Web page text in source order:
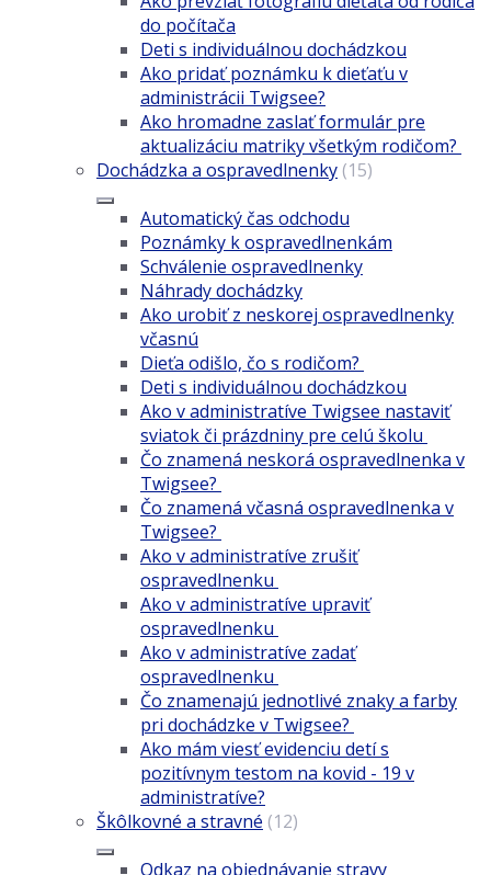
do počítača
Deti s individuálnou dochádzkou
Ako pridať poznámku k dieťaťu v
administrácii Twigsee?
Ako hromadne zaslať formulár pre
aktualizáciu matriky všetkým rodičom?
Dochádzka a ospravedlnenky (15)
Automatický čas odchodu
Poznámky k ospravedlnenkám
Schválenie ospravedlnenky
Náhrady dochádzky
Ako urobiť z neskorej ospravedlnenky
včasnú
Dieťa odišlo, čo s rodičom?
Deti s individuálnou dochádzkou
Ako v administratíve Twigsee nastaviť
sviatok či prázdniny pre celú školu
Čo znamená neskorá ospravedlnenka v
Twigsee?
Čo znamená včasná ospravedlnenka v
Twigsee?
Ako v administratíve zrušiť
ospravedlnenku
Ako v administratíve upraviť
ospravedlnenku
Ako v administratíve zadať
ospravedlnenku
Čo znamenajú jednotlivé znaky a farby
pri dochádzke v Twigsee?
Ako mám viesť evidenciu detí s
pozitívnym testom na kovid - 19 v
administratíve?
Škôlkovné a stravné (12)
Odkaz na objednávanie stravy